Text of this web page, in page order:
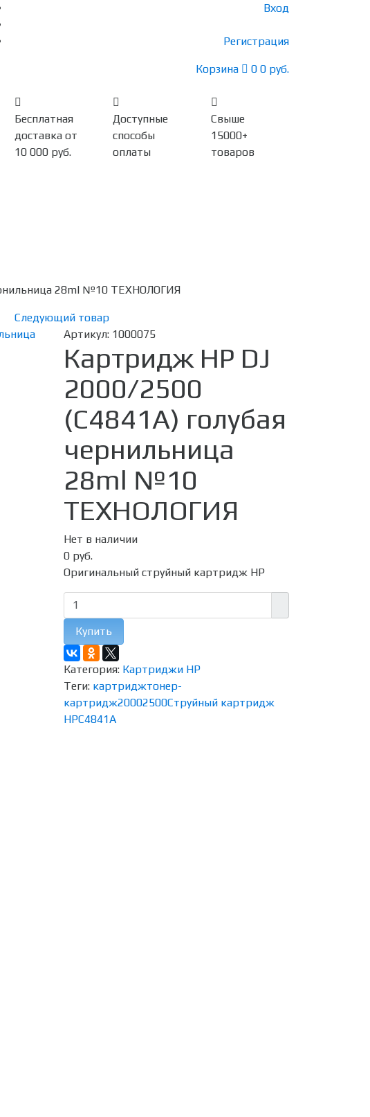
Вход
Регистрация
Корзина 0 0 руб.
Бесплатная
доставка от
10 000 руб.
Доступные
способы
оплаты
Свыше
15000+
товаров
28ml №10 ТЕХНОЛОГИЯ
Следующий товар
Артикул: 1000075
Картридж HP DJ
2000/2500
(C4841A) голубая
чернильница
28ml №10
ТЕХНОЛОГИЯ
Нет в наличии
0 руб.
Оригинальный струйный картридж HP
Купить
Категория: Картриджи HP
Теги: картриджтонер-
картридж20002500Струйный картридж
HPC4841A